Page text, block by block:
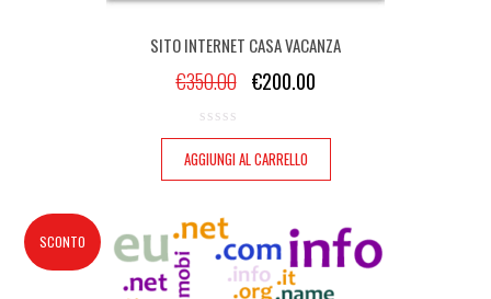
SITO INTERNET CASA VACANZA
€350.00 €200.00
AGGIUNGI AL CARRELLO
SCONTO